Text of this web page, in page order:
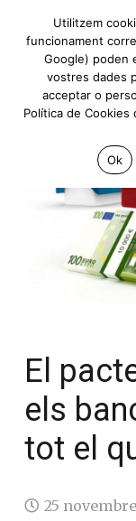
El
els
tot el
25
Utilitzem
funcionament
Google) poden
vostres dades
acceptar o
Política de Cookies
Ok